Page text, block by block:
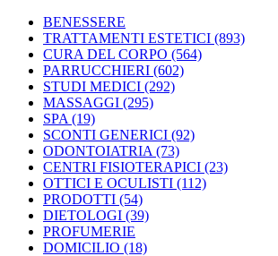
BENESSERE
TRATTAMENTI ESTETICI (893)
CURA DEL CORPO (564)
PARRUCCHIERI (602)
STUDI MEDICI (292)
MASSAGGI (295)
SPA (19)
SCONTI GENERICI (92)
ODONTOIATRIA (73)
CENTRI FISIOTERAPICI (23)
OTTICI E OCULISTI (112)
PRODOTTI (54)
DIETOLOGI (39)
PROFUMERIE
DOMICILIO (18)